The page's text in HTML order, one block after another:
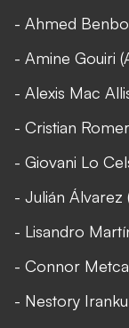
- Ahmed
- Amine Gouiri
- Alexis Mac
- Cristian
- Giovani Lo
- Julián Álvarez
- Lisandro
- Connor
- Nestory